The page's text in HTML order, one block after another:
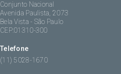
Conjunto Nacional
Avenida Paulista, 2073
Bela Vista - São Paulo
CEP:01310-300
Telefone
(11) 5028-1670